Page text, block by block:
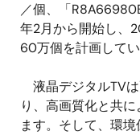
／個、「
年2月から開始し、
60万個を計画してい
液晶デジタルTV
り、高画質化と共
ます。そして、環